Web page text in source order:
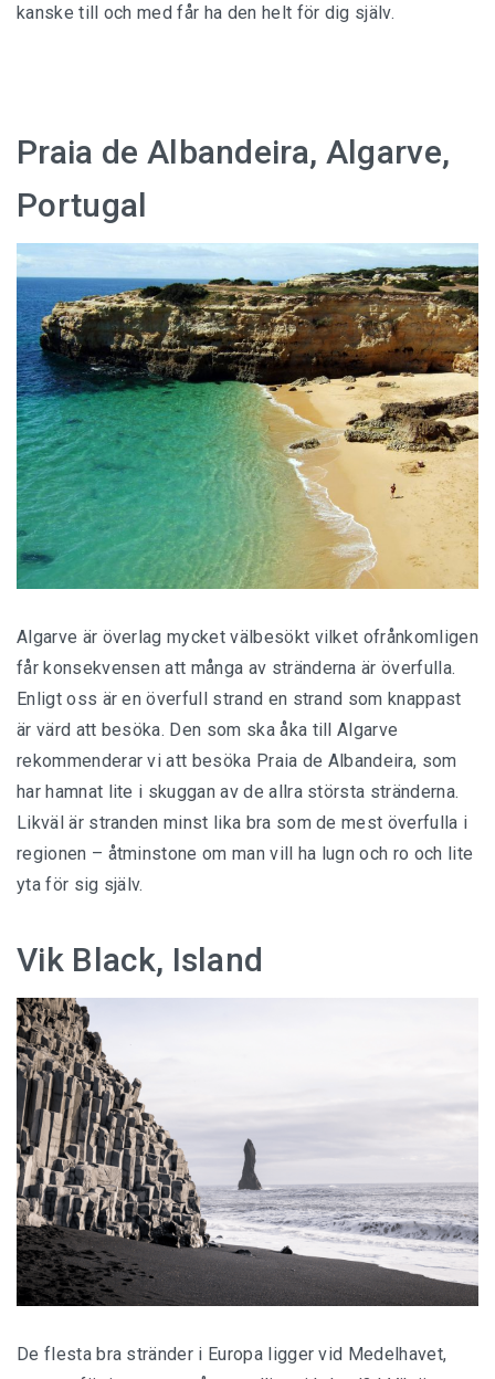
kanske till och med får ha den helt för dig själv.
Praia de Albandeira, Algarve,
Portugal
Algarve är överlag mycket välbesökt vilket ofrånkomligen
får konsekvensen att många av stränderna är överfulla.
Enligt oss är en överfull strand en strand som knappast
är värd att besöka. Den som ska åka till Algarve
rekommenderar vi att besöka Praia de Albandeira, som
har hamnat lite i skuggan av de allra största stränderna.
Likväl är stranden minst lika bra som de mest överfulla i
regionen – åtminstone om man vill ha lugn och ro och lite
yta för sig själv.
Vik Black, Island
De flesta bra stränder i Europa ligger vid Medelhavet,